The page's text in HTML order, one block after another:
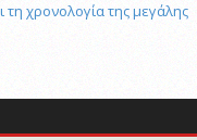
τη χρονολογία της μεγάλης